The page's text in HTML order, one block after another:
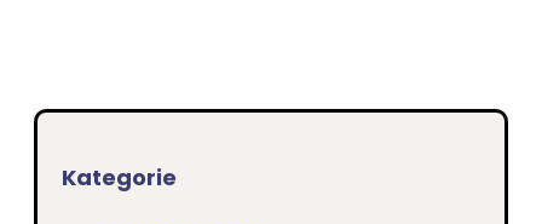
Kategorie